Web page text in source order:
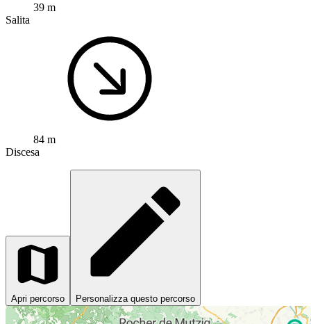
39 m
Salita
84 m
Discesa
Apri percorso Personalizza questo percorso